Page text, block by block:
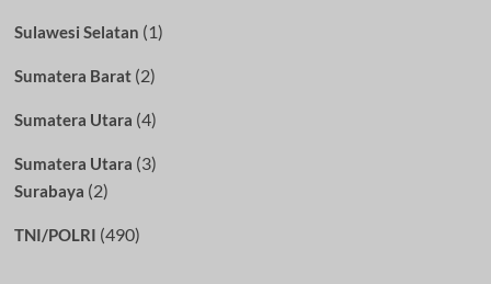
Sulawesi Selatan (1)
Sumatera Barat(2)
Sumatera Utara (4)
Sumatera Utara (3)
Surabaya (2)
TNI/POLRI (490)